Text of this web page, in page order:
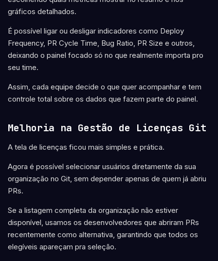
gráficos detalhados.
É possível ligar ou desligar indicadores como Deploy
Frequency, PR Cycle Time, Bug Ratio, PR Size e outros,
deixando o painel focado só no que realmente importa pro
seu time.
Assim, cada equipe decide o que quer acompanhar e tem
controle total sobre os dados que fazem parte do painel.
Melhoria na Gestão de Licenças Git
A tela de licenças ficou mais simples e prática.
Agora é possível selecionar usuários diretamente da sua
organização no Git, sem depender apenas de quem já abriu
PRs.
Se a listagem completa da organização não estiver
disponível, usamos os desenvolvedores que abriram PRs
recentemente como alternativa, garantindo que todos os
elegíveis apareçam pra seleção.